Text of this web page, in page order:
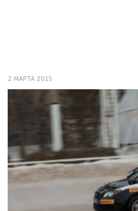
2 МАРТА 2015